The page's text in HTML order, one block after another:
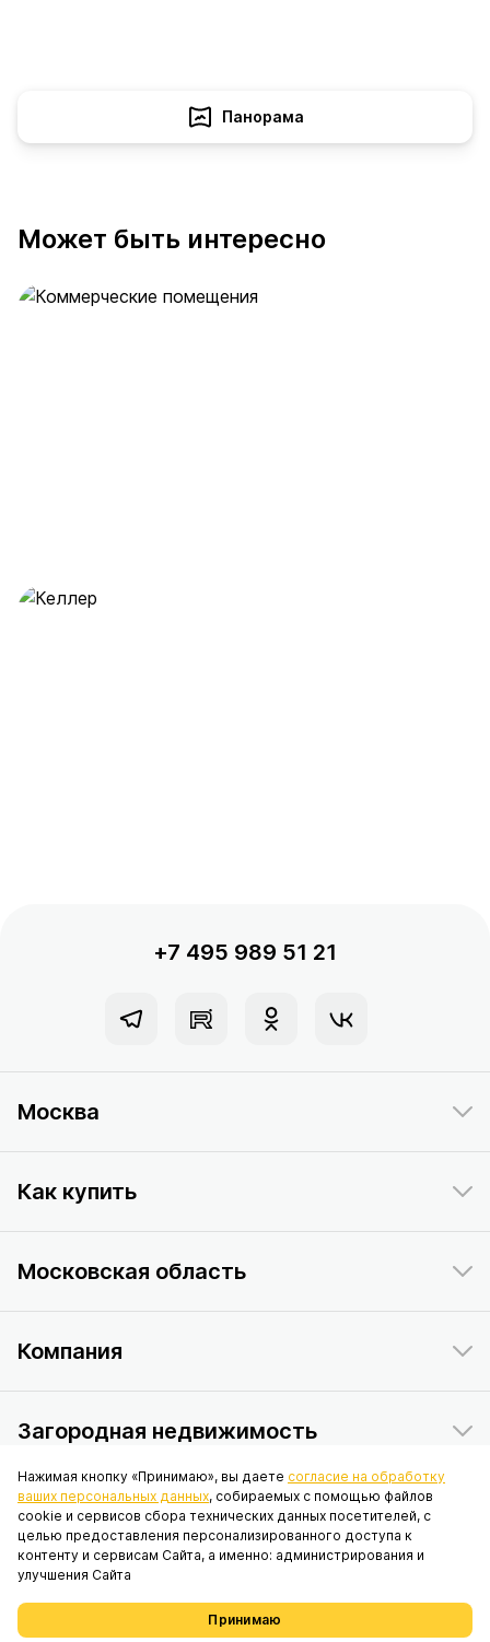
Проекты Выбрать недвижимость Избранное Меню
Панорама
Может быть интересно
+7 495 989 51 21
Москва
Как купить
Московская область
Компания
Загородная недвижимость
Данный интернет-сайт носит исключительно информационный
характер и ни при каких условиях не является публичной офертой,
определяемой положениями статьи 437 Гражданского кодекса
Российской Федерации. © 2026 ПАО «ИНГРАД», адрес: 119017, г.
6/1/2, стр. 1, помещ. 2/6.
Нажимая кнопку «Принимаю», вы даете согласие на обработку
ваших персональных данных, собираемых с помощью файлов
cookie и сервисов сбора технических данных посетителей, с
целью предоставления персонализированного доступа к
контенту и сервисам Сайта, а именно: администрирования и
улучшения Сайта
Принимаю